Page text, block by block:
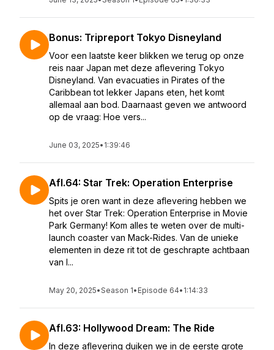
Bonus: Tripreport Tokyo Disneyland
Voor een laatste keer blikken we terug op onze
reis naar Japan met deze aflevering Tokyo
Disneyland. Van evacuaties in Pirates of the
Caribbean tot lekker Japans eten, het komt
allemaal aan bod. Daarnaast geven we antwoord
op de vraag: Hoe vers...
June 03, 2025• 1:39:46
Afl.64: Star Trek: Operation Enterprise
Spits je oren want in deze aflevering hebben we
het over Star Trek: Operation Enterprise in Movie
Park Germany! Kom alles te weten over de multi-
launch coaster van Mack-Rides. Van de unieke
elementen in deze rit tot de geschrapte achtbaan
van I...
May 20, 2025•Season 1• Episode 64• 1:14:33
Afl.63: Hollywood Dream: The Ride
In deze aflevering duiken we in de eerste grote